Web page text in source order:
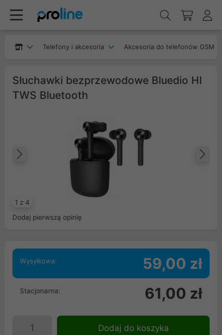
Telefony i akcesoria Akcesoria do telefonów GSM
Słuchawki bezprzewodowe Bluedio HI
TWS Bluetooth
1 z 4
Poprzedni
Dodaj pierwszą opinię
Wysyłkowa: 59,00 zł
Stacjonarna: 61,00 zł
Dodaj do koszyka